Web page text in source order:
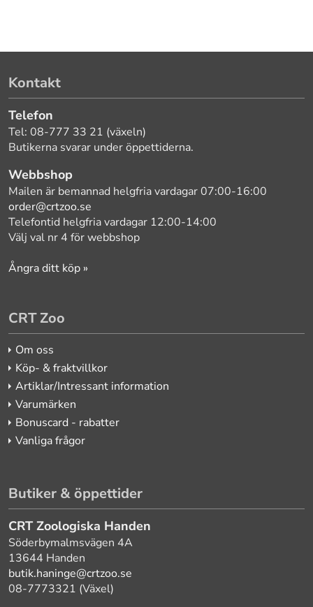
Kontakt
Telefon
Tel: 08-777 33 21 (växeln)
Butikerna svarar under öppettiderna.
Webbshop
Mailen är bemannad helgfria vardagar 07:00-16:00
order@crtzoo.se
Telefontid helgfria vardagar 12:00-14:00
Välj val nr 4 för webbshop
Ångra ditt köp »
CRT Zoo
Om oss
Köp- & fraktvillkor
Artiklar/Intressant information
Varumärken
Bonuscard - rabatter
Vanliga frågor
Butiker & öppettider
CRT Zoologiska Handen
Söderbymalmsvägen 4A
13644 Handen
butik.haninge@crtzoo.se
08-7773321 (Växel)